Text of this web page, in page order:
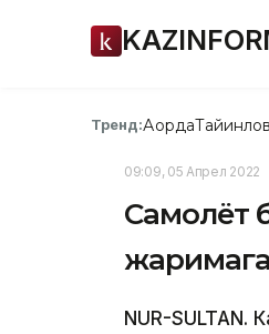
Тренд:Ақорда
09:09, 05 Апрел 2022
Самолёт
NUR-SULTAN.